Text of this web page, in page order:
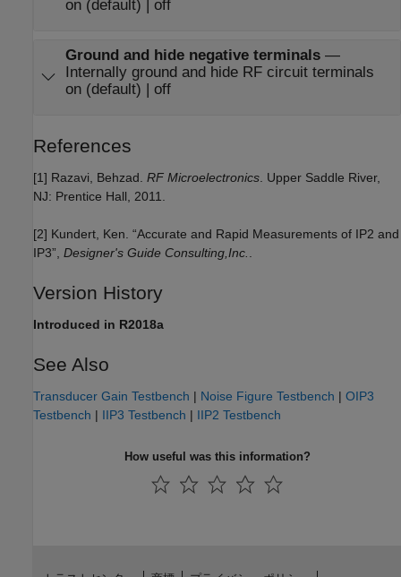
on (default) | off
Ground and hide negative terminals—
Internally ground and hide RF circuit terminals
on (default) | off
References
[1] Razavi, Behzad. RF Microelectronics . Upper Saddle River,
NJ: Prentice Hall, 2011.
[2] Kundert, Ken. “Accurate and Rapid Measurements of IP2 and
IP3”, Designer's Guide Consulting,Inc.
Version History
Introduced in R2018a
See Also
Transducer Gain Testbench | Noise Figure Testbench | OIP3
Testbench | IIP3 Testbench | IIP2 Testbench
How useful was this information?